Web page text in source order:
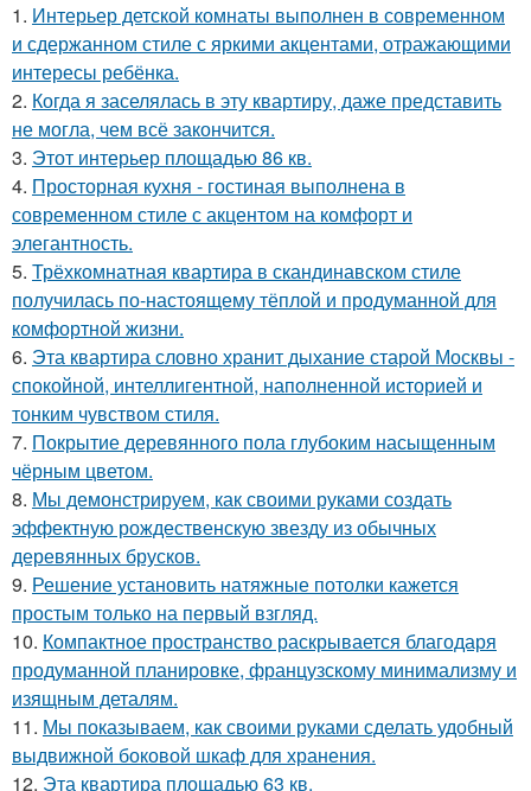
1. Интерьер детской комнаты выполнен в современном
и сдержанном стиле с яркими акцентами, отражающими
интересы ребёнка.
2. Когда я заселялась в эту квартиру, даже представить
не могла, чем всё закончится.
3. Этот интерьер площадью 86 кв.
4. Просторная кухня - гостиная выполнена в
современном стиле с акцентом на комфорт и
элегантность.
5. Трёхкомнатная квартира в скандинавском стиле
получилась по-настоящему тёплой и продуманной для
комфортной жизни.
6. Эта квартира словно хранит дыхание старой Москвы -
спокойной, интеллигентной, наполненной историей и
тонким чувством стиля.
7. Покрытие деревянного пола глубоким насыщенным
чёрным цветом.
8. Мы демонстрируем, как своими руками создать
эффектную рождественскую звезду из обычных
деревянных брусков.
9. Решение установить натяжные потолки кажется
простым только на первый взгляд.
10. Компактное пространство раскрывается благодаря
продуманной планировке, французскому минимализму и
изящным деталям.
11. Мы показываем, как своими руками сделать удобный
выдвижной боковой шкаф для хранения.
12. Эта квартира площадью 63 кв.